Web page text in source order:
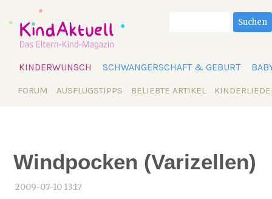
überspringen
KINDERWUNSCH SCHWANGERSCHAFT & GEBURT
Navigation
FORUM AUSFLUGSTIPPS BELIEBTE ARTIKEL
Suchen
Windpocken (Varizellen)
2009-07-10 13:17